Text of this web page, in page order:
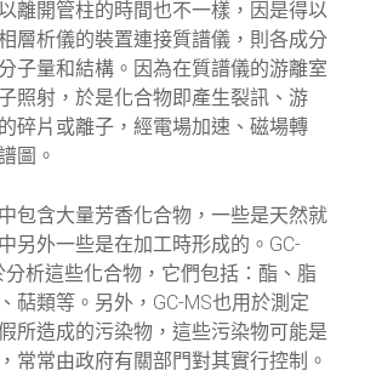
離開管柱的時間也不一樣，因是得以
層析儀的裝置連接質譜儀，則各成分
子量和結構。因為在質譜儀的游離室
照射，於是化合物即產生裂訊、游
碎片或離子，經電場加速、磁場轉
圖。
包含大量芳香化合物，一些是天然就
另外一些是在加工時形成的。GC-
分析這些化合物，它們包括：酯、脂
萜類等。另外，GC-MS也用於測定
所造成的污染物，這些污染物可能是
常常由政府有關部門對其實行控制。